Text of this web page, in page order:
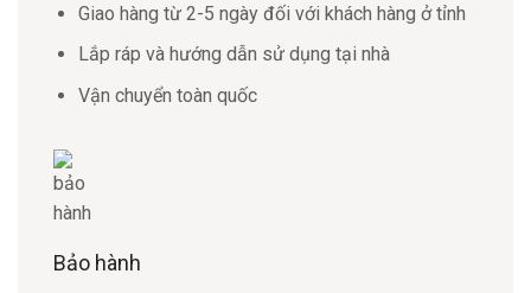
Giao hàng từ 2-5 ngày đối với khách hàng ở tỉnh
Lắp ráp và hướng dẫn sử dụng tại nhà
Vận chuyển toàn quốc
Bảo hành